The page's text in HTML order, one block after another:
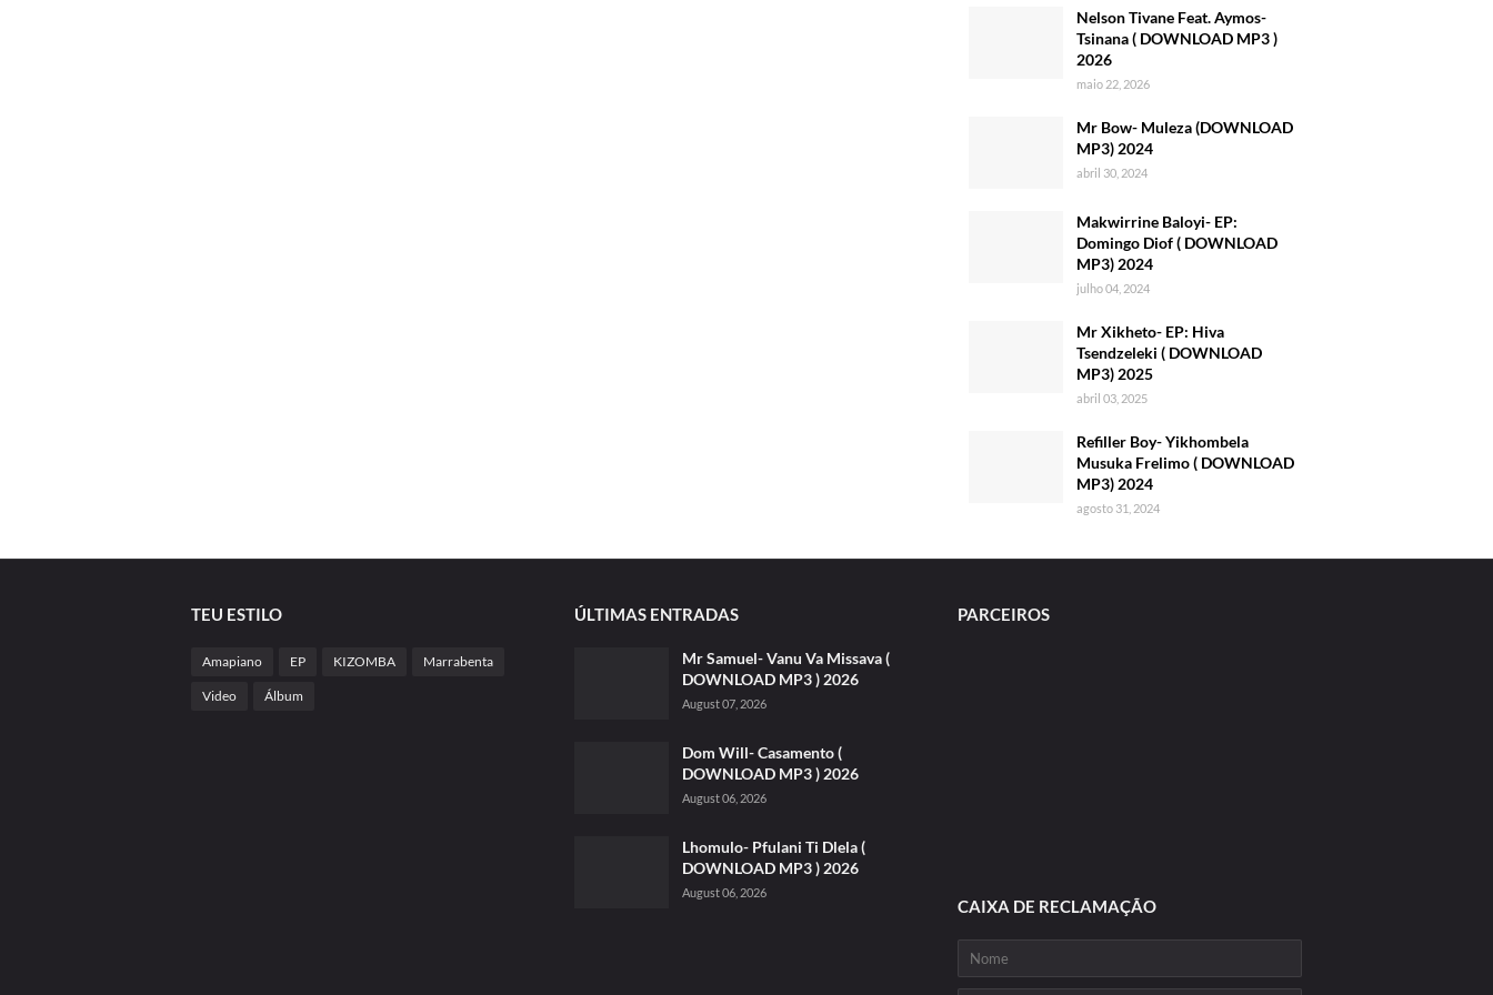
Nelson Tivane Feat. Aymos-
Tsinana ( DOWNLOAD MP3 )
2026
maio 22, 2026
Mr Bow- Muleza (DOWNLOAD
MP3) 2024
abril 30, 2024
Makwirrine Baloyi- EP:
Domingo Diof ( DOWNLOAD
MP3) 2024
julho 04, 2024
Mr Xikheto- EP: Hiva
Tsendzeleki ( DOWNLOAD
MP3) 2025
abril 03, 2025
Refiller Boy- Yikhombela
Musuka Frelimo ( DOWNLOAD
MP3) 2024
agosto 31, 2024
TEU ESTILO
Amapiano EP KIZOMBA Marrabenta
Video Álbum
ÚLTIMAS ENTRADAS
Mr Samuel- Vanu Va Missava (
DOWNLOAD MP3 ) 2026
August 07, 2026
Dom Will- Casamento (
DOWNLOAD MP3 ) 2026
August 06, 2026
Lhomulo- Pfulani Ti Dlela (
DOWNLOAD MP3 ) 2026
August 06, 2026
PARCEIROS
CAIXA DE RECLAMAÇÃO